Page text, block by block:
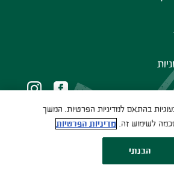
מתכונים
מדיניות הפרטיות תנאי שימוש
בהתאם למדיניות הפרטיות. המשך
לשימוש זה. מדיניות הפרטיות
הבנתי